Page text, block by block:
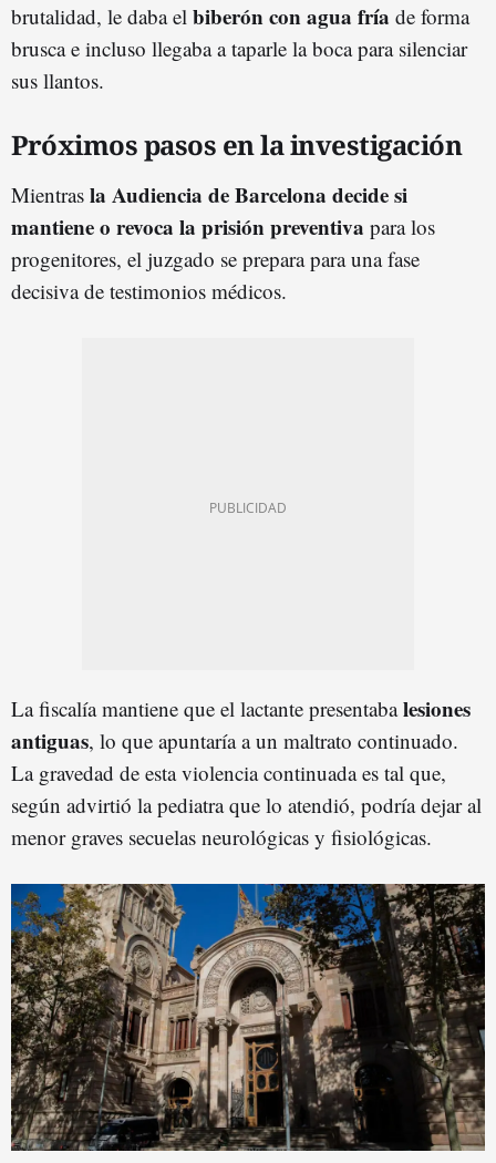
brutalidad, le daba el biberón con agua fría de forma
brusca e incluso llegaba a taparle la boca para silenciar
sus llantos.
Próximos pasos en la investigación
Mientras la Audiencia de Barcelona decide si
mantiene o revoca la prisión preventiva para los
progenitores, el juzgado se prepara para una fase
decisiva de testimonios médicos.
La fiscalía mantiene que el lactante presentabalesiones
antiguas, lo que apuntaría a un maltrato continuado.
La gravedad de esta violencia continuada es tal que,
según advirtió la pediatra que lo atendió, podría dejar al
menor graves secuelas neurológicas y fisiológicas.